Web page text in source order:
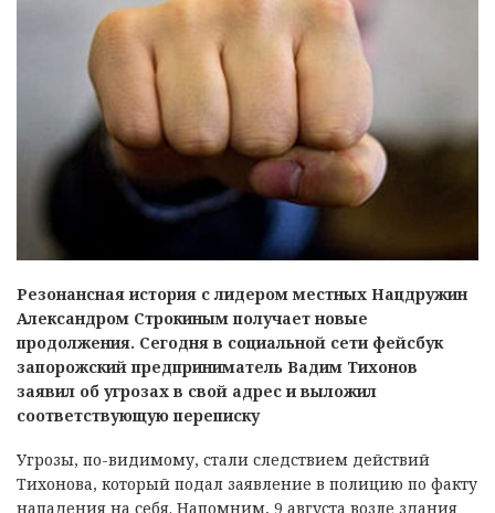
Резонансная история с лидером местных Нацдружин
Александром Строкиным получает новые
продолжения. Сегодня в социальной сети фейсбук
запорожский предприниматель Вадим Тихонов
заявил об угрозах в свой адрес и выложил
соответствующую переписку
Угрозы, по-видимому, стали следствием действий
Тихонова, который подал заявление в полицию по факту
нападения на себя. Напомним, 9 августа возле здания